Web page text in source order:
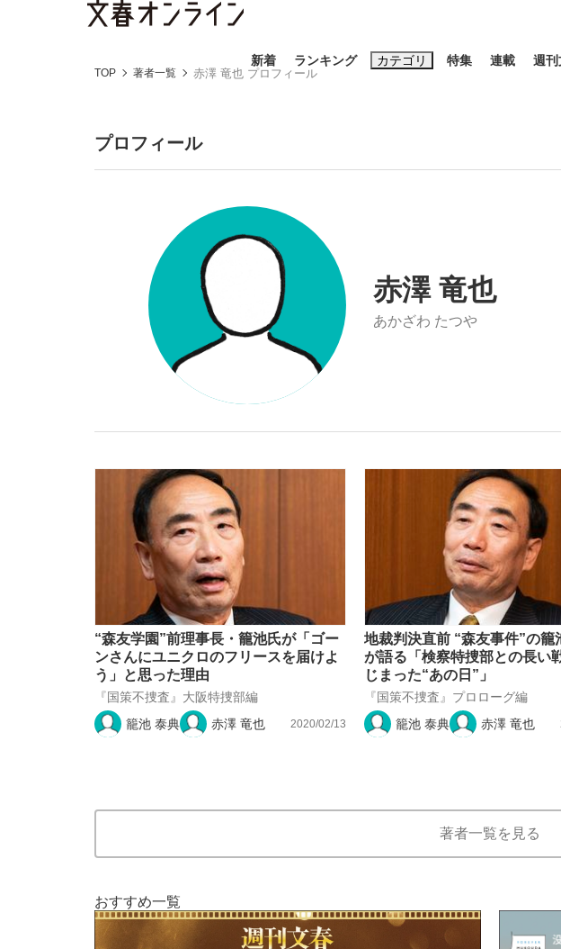
新着 ランキング カテゴリ
「90%は失敗する。でも…」本田圭佑が初めて明かした日本代表監督に...
「敗因分析は一切聞かれなかった」侍ジャパン選手が証言した“NPB聞...
特集
終戦から81年
キングの誕生を、目撃せよ。
the Style
連載 週刊
おすすめのキーワードタグ一覧
#玉木雄一郎
TOP 著者一覧 赤澤 竜也 プロフィール
プロフィール
赤澤 竜也
あかざわ たつや
“森友学園”前理事長・籠池氏が「ゴー
ンさんにユニクロのフリースを届けよ
う」と思った理由
『国策不捜査』大阪特捜部編
籠池 泰典
赤澤 竜也 2020/02/13
地裁判決直前 “森友事件”の籠
が語る「検察特捜部との長い
じまった“あの日”」
『国策不捜査』プロローグ編
籠池 泰典
赤澤 竜也
著者一覧を見る
おすすめ一覧